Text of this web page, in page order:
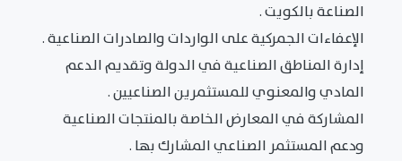
الصناعة بالكويت .
الإعفاءات الجمركية على الواردات والصادرات الصناعية .
إدارة المناطق الصناعية في الدولة وتقديم الدعم
المادي والمعنوي للمستثمرين الصناعيين .
المشاركة في المعارض الخاصة بالمنتجات الصناعية
ودعم المستثمر الصناعي المشارك بها .